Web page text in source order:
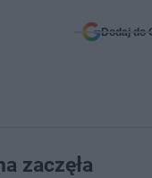
Dodaj do
zaczęła